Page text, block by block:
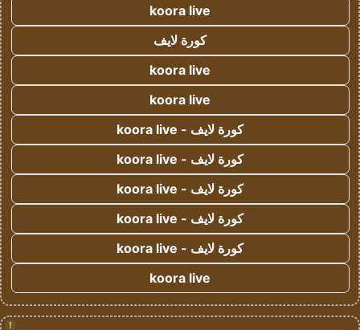
koora live
كورة لايف
koora live
koora live
كورة لايف - koora live
كورة لايف - koora live
كورة لايف - koora live
كورة لايف - koora live
كورة لايف - koora live
koora live
!